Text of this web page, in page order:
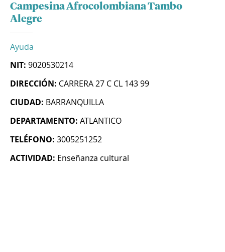
Campesina Afrocolombiana Tambo
Alegre
Ayuda
NIT: 9020530214
DIRECCIÓN: CARRERA 27 C CL 143 99
CIUDAD: BARRANQUILLA
DEPARTAMENTO: ATLANTICO
TELÉFONO: 3005251252
ACTIVIDAD: Enseñanza cultural